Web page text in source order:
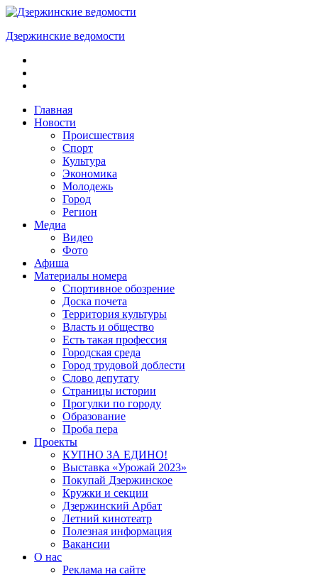
Skip
content
Дзержинские ведомости
ОБЩЕСТВЕННО-
ПОЛИТИЧЕСКАЯ
ГАЗЕТАГлавная
Новости
Происшествия
Спорт
Культура
Экономика
Молодежь
Город
Регион
Медиа
Видео
Фото
Афиша
Материалы номера
Спортивное обозрение
Доска почета
Территория культуры
Власть и общество
Есть такая профессия
Городская среда
Город трудовой доблести
Слово депутату
Страницы истории
Прогулки по городу
Образование
Проба пера
Проекты
КУПНО ЗА ЕДИНО!
Выставка «Урожай 2023»
Покупай Дзержинское
Кружки и секции
Дзержинский Арбат
Летний кинотеатр
Полезная информация
Вакансии
О нас
Реклама на сайте